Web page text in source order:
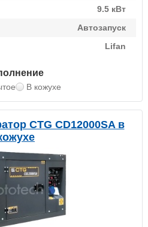
9.5 кВт
Автозапуск
Lifan
В кожухе
CTG CD12000SA в